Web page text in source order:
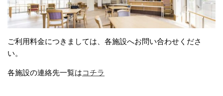
ご利用料金につきましては、各施設へお問い合わせくださ
い。
各施設の連絡先一覧はコチラ